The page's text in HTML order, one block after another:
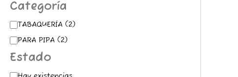
Categoría
TABAQUERÍA (2)
PARA PIPA (2)
Estado